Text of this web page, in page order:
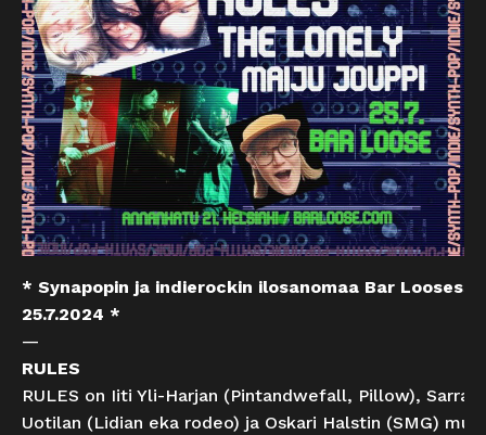
* Synapopin ja indierockin ilosanomaa Bar
25.7.2024 *
—
RULES
RULES on Iiti Yli-Harjan (Pintandwefall, Pillow), Sarra
Uotilan (Lidian eka rodeo) ja Oskari Halstin (SMG)